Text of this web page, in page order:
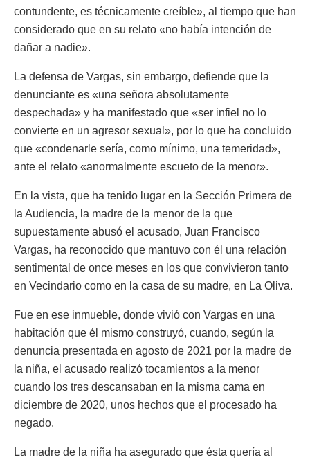
contundente, es técnicamente creíble», al tiempo que han
considerado que en su relato «no había intención de
dañar a nadie».
La defensa de Vargas, sin embargo, defiende que la
denunciante es «una señora absolutamente
despechada» y ha manifestado que «ser infiel no lo
convierte en un agresor sexual», por lo que ha concluido
que «condenarle sería, como mínimo, una temeridad»,
ante el relato «anormalmente escueto de la menor».
En la vista, que ha tenido lugar en la Sección Primera de
la Audiencia, la madre de la menor de la que
supuestamente abusó el acusado, Juan Francisco
Vargas, ha reconocido que mantuvo con él una relación
sentimental de once meses en los que convivieron tanto
en Vecindario como en la casa de su madre, en La Oliva.
Fue en ese inmueble, donde vivió con Vargas en una
habitación que él mismo construyó, cuando, según la
denuncia presentada en agosto de 2021 por la madre de
la niña, el acusado realizó tocamientos a la menor
cuando los tres descansaban en la misma cama en
diciembre de 2020, unos hechos que el procesado ha
negado.
La madre de la niña ha asegurado que ésta quería al